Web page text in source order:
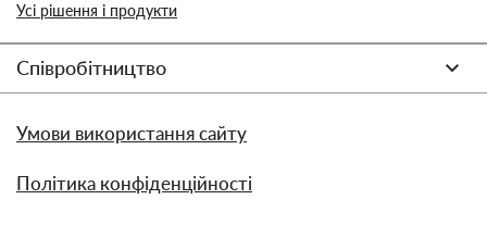
Усі рішення і продукти
Співробітництво
Умови використання сайту
Політика конфіденційності